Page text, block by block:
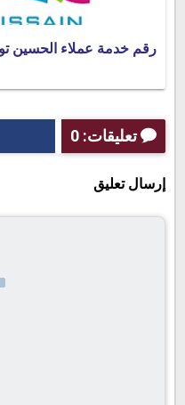
رقم خدمة عملاء الحسين توب
تعليقات: 0
إرسال تعليق